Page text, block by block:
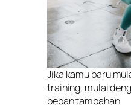
Jika kamu baru
training, mulai
beban tambahan